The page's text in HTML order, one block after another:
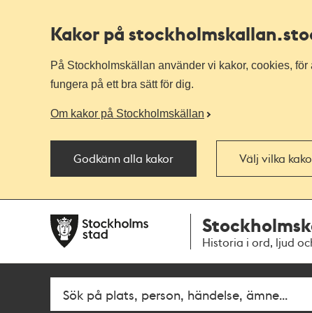
Kakor på stockholmskallan
På Stockholmskällan använder vi kakor, cookies,
fungera på ett bra sätt för dig.
Om kakor på Stockholmskällan
Godkänn alla kakor Välj vilka
navigationen
huvudinnehållet
Historia i ord, ljud
Fritextsök